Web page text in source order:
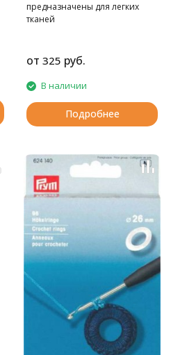
предназначены для легких
тканей
от 325 руб.
В наличии
Подробнее